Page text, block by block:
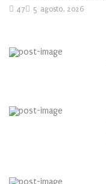
5 agosto, 2026
47